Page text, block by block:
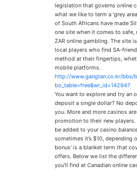
legislation that governs online
what we like to term a ‘grey
of South Africans have made
one site when it comes to safe,
ZAR online gambling. The site
local players who find SA-
method at their fingertips,
mobile platforms.
http://www.gangtan.co.kr/bbs/
bo_table=free&wr_id=142947
You want to explore and try an
deposit a single dollar? No
you. More and more casinos
promotion to their new
be added to your casino
sometimes it’s $10, depending
bonus’ is a blanket term that
offers. Below we list the
you’ll find at Canadian online